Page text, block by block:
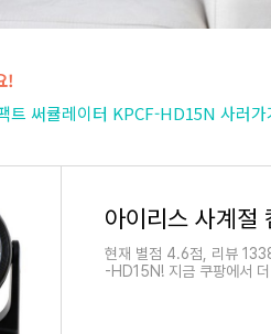
!
트 써큘레이터 KPCF-HD15N 사러가
현재 별점 4.6점, 리뷰
-HD15N! 지금 쿠팡에서